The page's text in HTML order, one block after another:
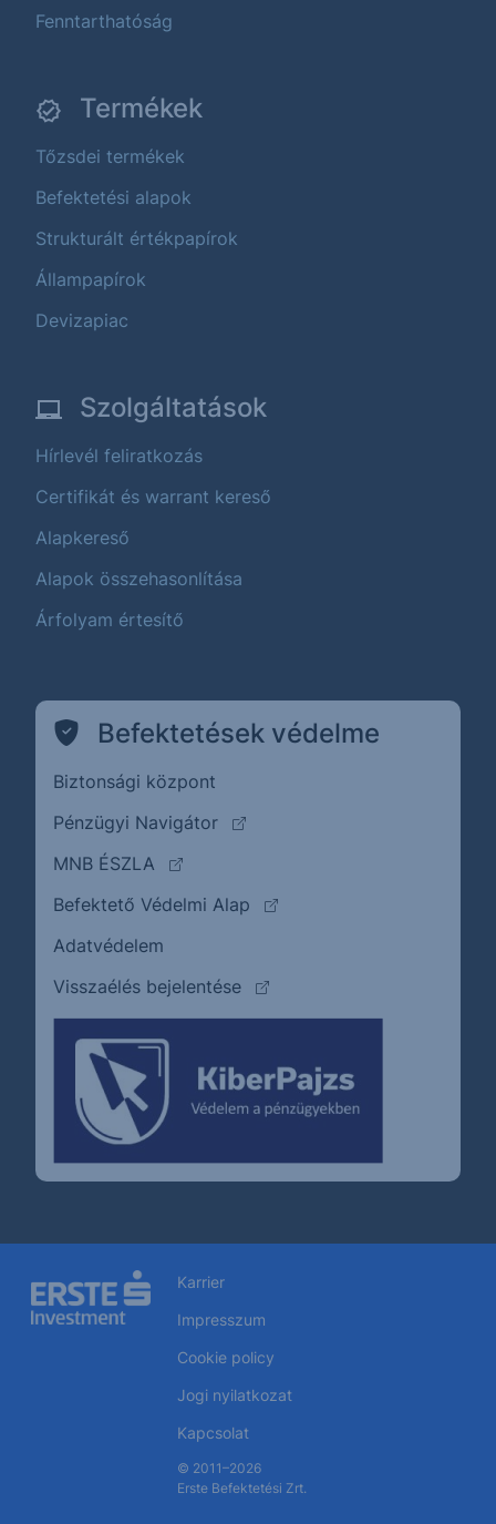
Fenntarthatóság
Termékek
Tőzsdei termékek
Befektetési alapok
Strukturált értékpapírok
Állampapírok
Devizapiac
Szolgáltatások
Hírlevél feliratkozás
Certifikát és warrant kereső
Alapkereső
Alapok összehasonlítása
Árfolyam értesítő
Befektetések védelme
Biztonsági központ
Pénzügyi Navigátor
(külső oldalra ugrik)
MNB ÉSZLA
(külső oldalra ugrik)
Befektető Védelmi Alap
(külső oldalra ugrik)
Adatvédelem
Visszaélés bejelentése
(külső oldalra ugrik)
Karrier
Impresszum
Cookie policy
Jogi nyilatkozat
Kapcsolat
© 2011–2026
Erste Befektetési Zrt.